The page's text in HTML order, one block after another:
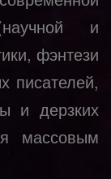
и
фэнтези
писателей,
и дерзких
массовым